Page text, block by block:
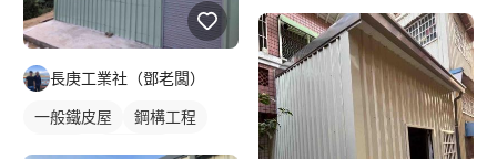
長庚工業社（鄧老闆）
一般鐵皮屋
鋼構工程